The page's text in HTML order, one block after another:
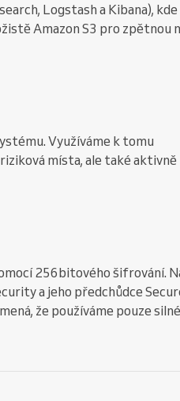
Logstash a Kibana), kde
Amazon S3 pro zpětnou
Využíváme k tomu
místa, ale také aktivně
256bitového šifrování.
a jeho předchůdce
že používáme pouze silné